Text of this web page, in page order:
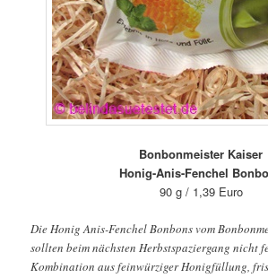
Bonbonmeister Kaiser
Honig-Anis-Fenchel
90 g / 1,39 Euro
Die Honig Anis-Fenchel Bonbons vom
sollten beim nächsten Herbstspaziergang nicht
Kombination aus feinwürziger Honigfüllung,